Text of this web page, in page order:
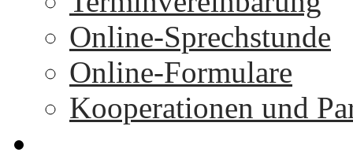
Online-Sprechstunde
Online-Formulare
Kooperationen und